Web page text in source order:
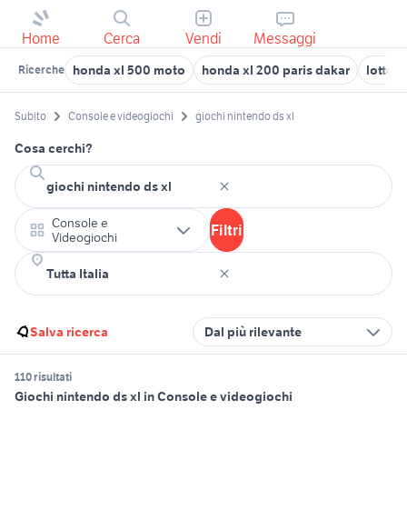
Home Cerca Vendi Messaggi
Ricerche honda xl 500 moto honda xl 200 paris dakar lotto
Subito Console e videogiochi giochi nintendo ds xl
Cosa cerchi?
Console e
Videogiochi
Filtri
Salva ricerca Dal più rilevante
110 risultati
Giochi nintendo ds xl in Console e videogiochi